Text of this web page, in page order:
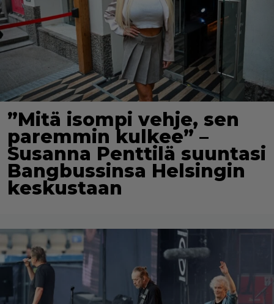
”Mitä isompi vehje, sen
paremmin kulkee” –
Susanna Penttilä suuntasi
Bangbussinsa Helsingin
keskustaan